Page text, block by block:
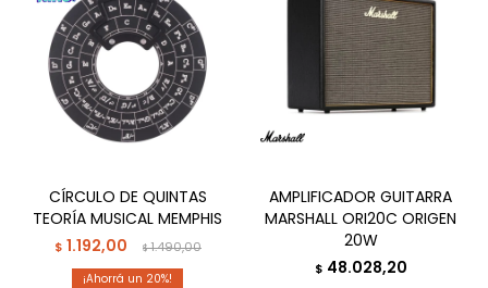
CÍRCULO DE QUINTAS
TEORÍA MUSICAL MEMPHIS
$ 1.192,00 $1.490,00
20
AMPLIFICADOR GUITARRA
MARSHALL ORI20C ORIGEN
20W
$ 48.028,20